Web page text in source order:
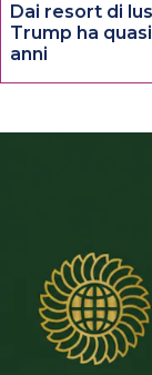
Dai resort di
Trump ha
anni